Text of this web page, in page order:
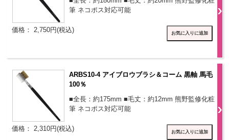
筆 ネコポス対応可能
価格： 2,750円(税込)
ARBS10-4 アイブロウブラシ＆コーム 黒軸 馬毛
100％
■全長：約175mm ■毛丈：約12mm 熊野監修化粧
筆 ネコポス対応可能
価格： 2,310円(税込)